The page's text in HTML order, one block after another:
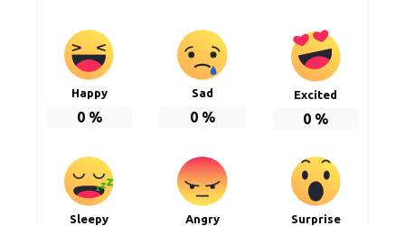
Happy
0%
Sad
0 %
Excited
0 %
Sleepy Angry Surprise